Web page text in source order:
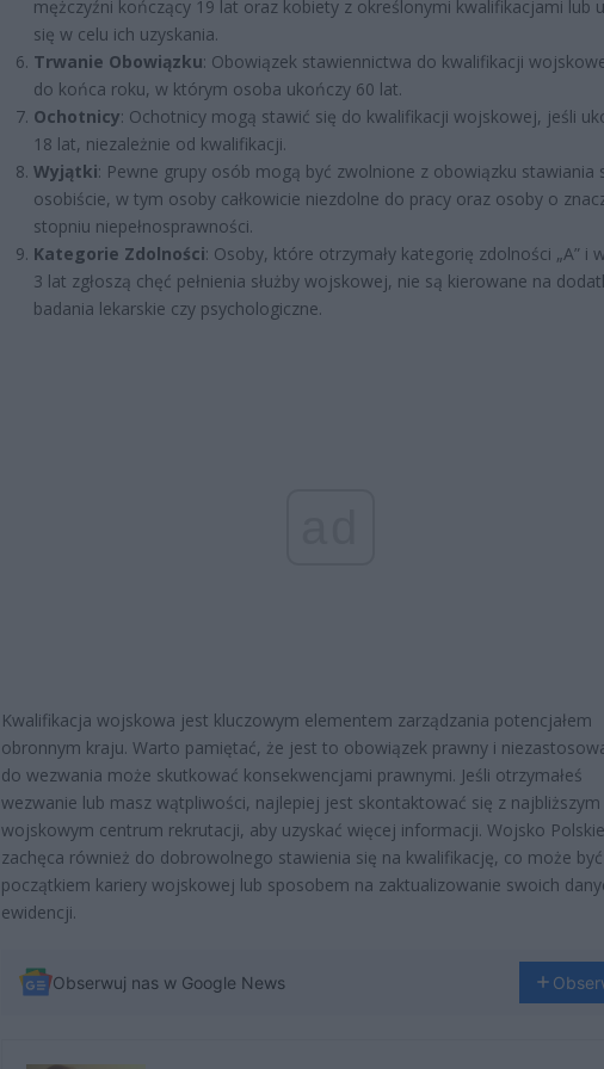
mężczyźni kończący 19 lat oraz kobiety z określonymi kwalifikacjami lub
się w celu ich uzyskania.
Trwanie Obowiązku: Obowiązek stawiennictwa do kwalifikacji
do końca roku, w którym osoba ukończy 60 lat.
Ochotnicy: Ochotnicy mogą stawić się do kwalifikacji wojskowej, jeśli
18 lat, niezależnie od kwalifikacji.
Wyjątki: Pewne grupy osób mogą być zwolnione z obowiązku stawiania
osobiście, w tym osoby całkowicie niezdolne do pracy oraz osoby o
stopniu niepełnosprawności.
Kategorie Zdolności: Osoby, które otrzymały kategorię zdolności „A” i
3 lat zgłoszą chęć pełnienia służby wojskowej, nie są kierowane na
badania lekarskie czy psychologiczne.
Kwalifikacja wojskowa jest kluczowym elementem zarządzania potencjałem
obronnym kraju. Warto pamiętać, że jest to obowiązek prawny i
do wezwania może skutkować konsekwencjami prawnymi. Jeśli otrzymałeś
wezwanie lub masz wątpliwości, najlepiej jest skontaktować się z najbliższym
wojskowym centrum rekrutacji, aby uzyskać więcej informacji. Wojsko Polskie
zachęca również do dobrowolnego stawienia się na kwalifikację, co może być
początkiem kariery wojskowej lub sposobem na zaktualizowanie swoich
ewidencji.
Obserwuj nas w Google News